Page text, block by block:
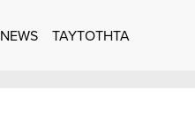
TAYTOTHTA